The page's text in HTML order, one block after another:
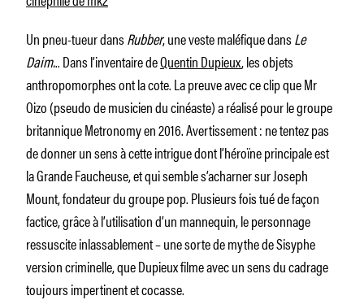
Un pneu-tueur dansRubber, une veste maléfique dansLe
Daim... Dans l’inventaire deQuentin Dupieux, les objets
anthropomorphes ont la cote. La preuve avec ce clip que Mr
Oizo (pseudo de musicien du cinéaste) a réalisé pour le groupe
britannique Metronomy en 2016. Avertissement : ne tentez pas
de donner un sens à cette intrigue dont l’héroïne principale est
la Grande Faucheuse, et qui semble s’acharner sur Joseph
Mount, fondateur du groupe pop. Plusieurs fois tué de façon
factice, grâce à l’utilisation d’un mannequin, le personnage
ressuscite inlassablement – une sorte de mythe de Sisyphe
version criminelle, que Dupieux filme avec un sens du cadrage
toujours impertinent et cocasse.